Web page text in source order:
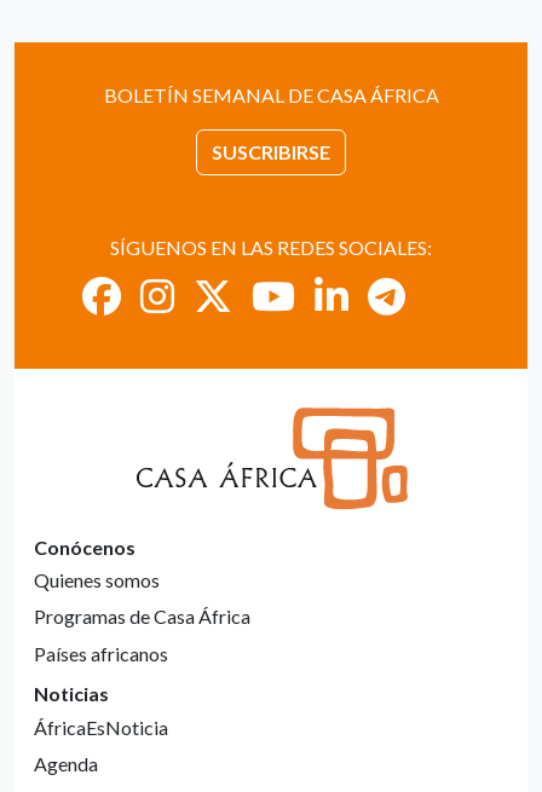
BOLETÍN SEMANAL DE CASA ÁFRICA
SUSCRIBIRSE
SÍGUENOS EN LAS REDES SOCIALES:
Conócenos
Quienes somos
Programas de Casa África
Países africanos
Noticias
ÁfricaEsNoticia
Agenda